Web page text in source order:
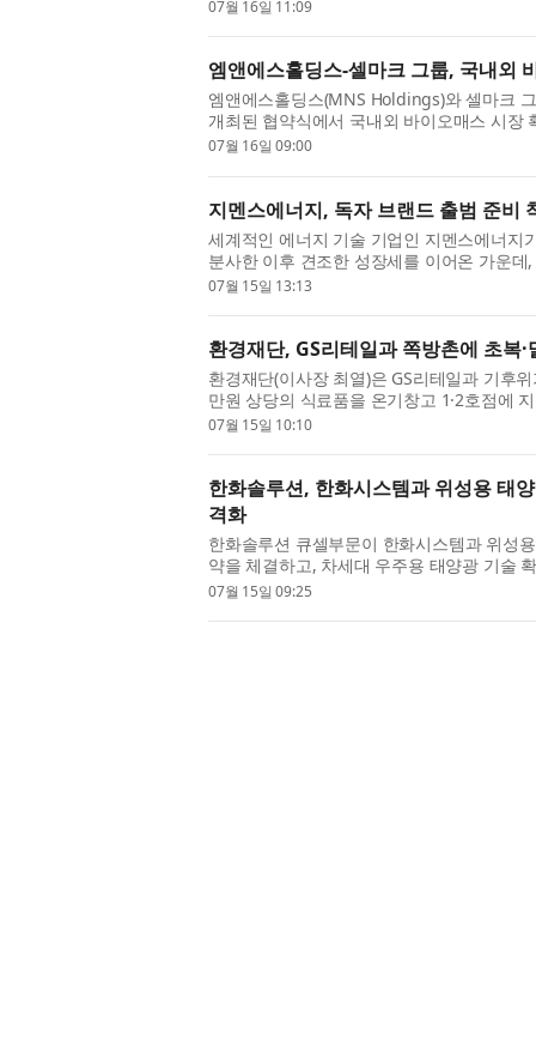
07월 16일 11:09
엠앤에스홀딩스-셀마크 그룹, 국내외
엠앤에스홀딩스(MNS Holdings)와 셀마크
개최된 협약식에서 국내외 바이오매스 시장
한 우드칩 및 바이오매스 연료 공급·구매 본
07월 16일 09:00
지멘스에너지, 독자 브랜드 출범 준비
세계적인 에너지 기술 기업인 지멘스에너지
분사한 이후 견조한 성장세를 이어온 가운
다. 이번 결정은 지멘스에너지의 브랜드 사
07월 15일 13:13
환경재단, GS리테일과 쪽방촌에 초복
환경재단(이사장 최열)은 GS리테일과 기후
만원 상당의 식료품을 온기창고 1·2호점에
진행되는 이번 나눔은 쪽방촌 주민들의 건
07월 15일 10:10
한화솔루션, 한화시스템과 위성용 태
격화
한화솔루션 큐셀부문이 한화시스템과 위성
약을 체결하고, 차세대 우주용 태양광 기술
화시스템의 우주 역량에 더해 한화솔루션이
07월 15일 09:25